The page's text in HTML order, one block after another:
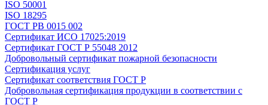
ISO 50001
ISO 18295
ГОСТ РВ 0015 002
Сертификат ИСО 17025:2019
Сертификат ГОСТ Р 55048 2012
Добровольный сертификат пожарной безопасности
Сертификация услуг
Сертификат соответствия ГОСТ Р
Добровольная сертификация продукции в соответствии с
ГОСТ Р